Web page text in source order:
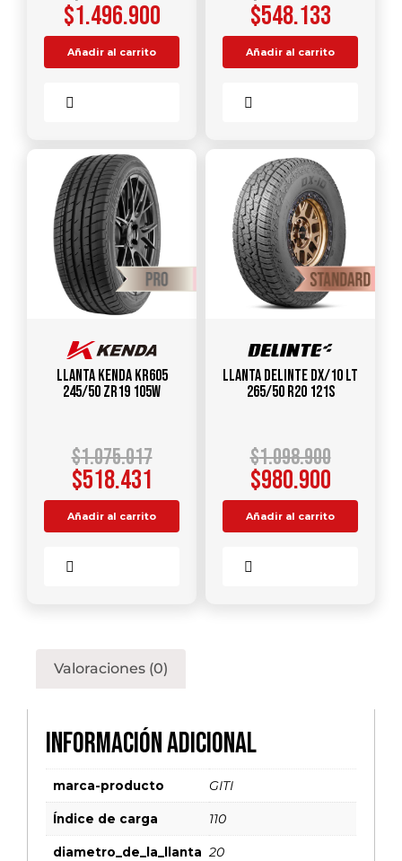
$1.496.900
Añadir al carrito
$548.133
Añadir al carrito
Llanta KENDA KR605
245/50 ZR19 105W
$1.075.017
$518.431
Añadir al carrito
Llanta DELINTE DX/10 LT
265/50 R20 121S
$1.098.900
$980.900
Añadir al carrito
Valoraciones (0)
Información adicional
marca-producto GITI
Índice de carga 110
diametro_de_la_llanta 20